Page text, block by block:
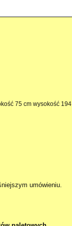
75 cm wysokość
umówieniu.